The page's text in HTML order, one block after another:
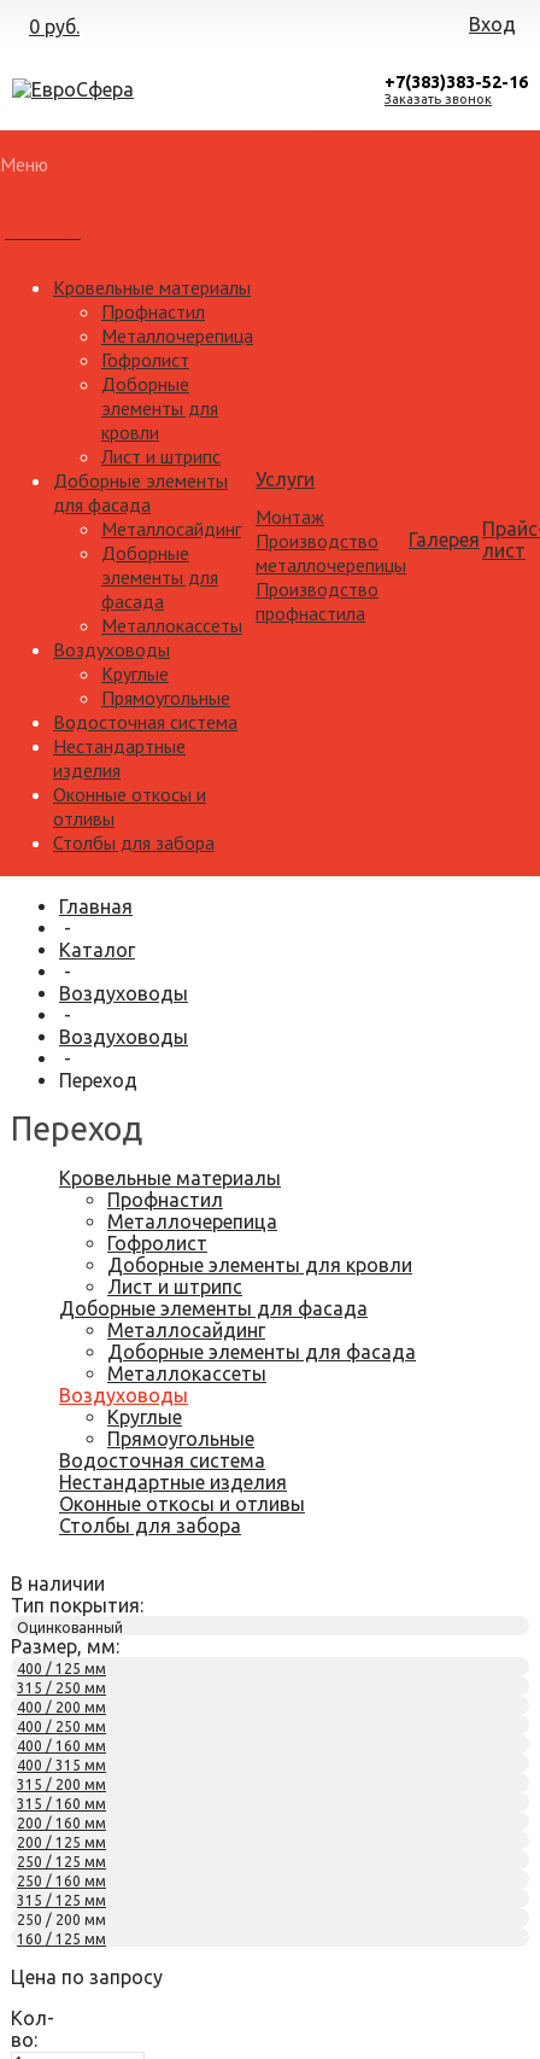
0 руб. Вход
+7(383)383-52-16
Заказать звонок
Меню
Кровельные материалы
Профнастил
Металлочерепица
Гофролист
Доборные
элементы для
кровли
Лист и штрипс
Доборные элементы
для фасада
Металлосайдинг
Доборные
элементы для
фасада
Металлокассеты
Воздуховоды
Круглые
Прямоугольные
Водосточная система
Нестандартные
изделия
Оконные откосы и
отливы
Столбы для забора
Услуги
Монтаж
Производство
металлочерепицы
Производство
профнастила
Галерея лист
Главная
-
Каталог
-
Воздуховоды
-
Воздуховоды
-
Переход
Переход
Кровельные материалы
Профнастил
Металлочерепица
Гофролист
Доборные элементы для кровли
Лист и штрипс
Доборные элементы для фасада
Металлосайдинг
Доборные элементы для фасада
Металлокассеты
Воздуховоды
Круглые
Прямоугольные
Водосточная система
Нестандартные изделия
Оконные откосы и отливы
Столбы для забора
В наличии
Тип покрытия:
Оцинкованный
Размер, мм:
400 / 125 мм
315 / 250 мм
400 / 200 мм
400 / 250 мм
400 / 160 мм
400 / 315 мм
315 / 200 мм
315 / 160 мм
200 / 160 мм
200 / 125 мм
250 / 125 мм
250 / 160 мм
315 / 125 мм
250 / 200 мм
160 / 125 мм
Цена по запросу
Кол-
во: